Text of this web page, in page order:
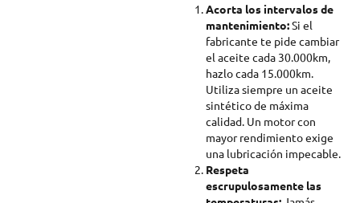
Acorta los intervalos de
mantenimiento:Si el
fabricante te pide cambiar
el aceite cada 30.000km,
hazlo cada 15.000km.
Utiliza siempre un aceite
sintético de máxima
calidad. Un motor con
mayor rendimiento exige
una lubricación impecable.
Respeta
escrupulosamente las